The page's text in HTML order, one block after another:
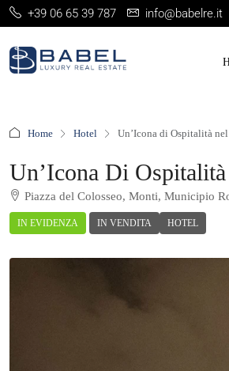
+39 06 65 39 787 info@babelre.it
Home Hotel Un’Icona di Ospitalità
Un’Icona Di
Piazza del Colosseo, Monti, Municipio
IN EVIDENZA IN VENDITA HOTEL